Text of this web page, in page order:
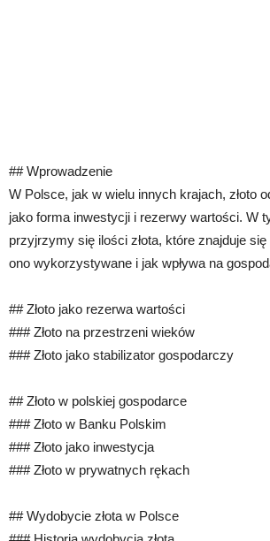
## Wprowadzenie
W Polsce, jak w wielu innych krajach, złoto
jako forma inwestycji i rezerwy wartości. W
przyjrzymy się ilości złota, które znajduje
ono wykorzystywane i jak wpływa na
## Złoto jako rezerwa wartości
### Złoto na przestrzeni wieków
### Złoto jako stabilizator gospodarczy
## Złoto w polskiej gospodarce
### Złoto w Banku Polskim
### Złoto jako inwestycja
### Złoto w prywatnych rękach
## Wydobycie złota w Polsce